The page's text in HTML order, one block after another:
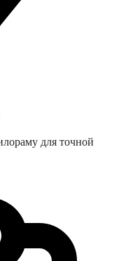
для точной